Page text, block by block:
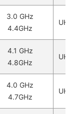
3.0 GHz
4.4GHz
4.1 GHz
4.8GHz
4.0 GHz
4.7GHz